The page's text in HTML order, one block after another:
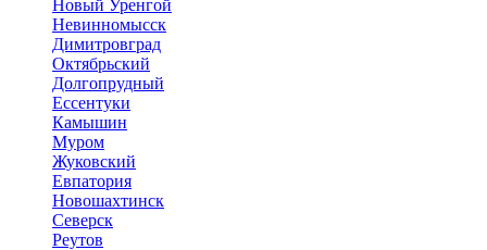
Новый Уренгой
Невинномысск
Димитровград
Октябрьский
Долгопрудный
Ессентуки
Камышин
Муром
Жуковский
Евпатория
Новошахтинск
Северск
Реутов